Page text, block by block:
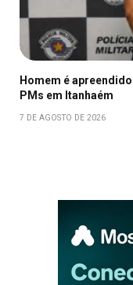
Homem é
PMs em Itanhaém
7 DE AGOSTO DE 2026